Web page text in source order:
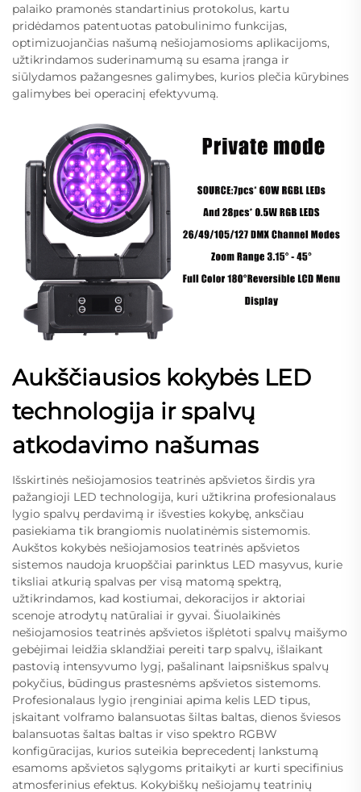
palaiko pramonės standartinius protokolus, kartu
pridėdamos patentuotas patobulinimo funkcijas,
optimizuojančias našumą nešiojamosioms aplikacijoms,
užtikrindamos suderinamumą su esama įranga ir
siūlydamos pažangesnes galimybes, kurios plečia kūrybines
galimybes bei operacinį efektyvumą.
Aukščiausios kokybės LED
technologija ir spalvų
atkodavimo našumas
Išskirtinės nešiojamosios teatrinės apšvietos širdis yra
pažangioji LED technologija, kuri užtikrina profesionalaus
lygio spalvų perdavimą ir išvesties kokybę, anksčiau
pasiekiama tik brangiomis nuolatinėmis sistemomis.
Aukštos kokybės nešiojamosios teatrinės apšvietos
sistemos naudoja kruopščiai parinktus LED masyvus, kurie
tiksliai atkurią spalvas per visą matomą spektrą,
užtikrindamos, kad kostiumai, dekoracijos ir aktoriai
scenoje atrodytų natūraliai ir gyvai. Šiuolaikinės
nešiojamosios teatrinės apšvietos išplėtoti spalvų maišymo
gebėjimai leidžia sklandžiai pereiti tarp spalvų, išlaikant
pastovią intensyvumo lygį, pašalinant laipsniškus spalvų
pokyčius, būdingus prastesnėms apšvietos sistemoms.
Profesionalaus lygio įrenginiai apima kelis LED tipus,
įskaitant volframo balansuotas šiltas baltas, dienos šviesos
balansuotas šaltas baltas ir viso spektro RGBW
konfigūracijas, kurios suteikia beprecedentį lankstumą
esamoms apšvietos sąlygoms pritaikyti ar kurti specifinius
atmosferinius efektus. Kokybiškų nešiojamų teatrinių